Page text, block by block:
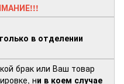
в отделении
брак или Ваш товар
ни в коем случае